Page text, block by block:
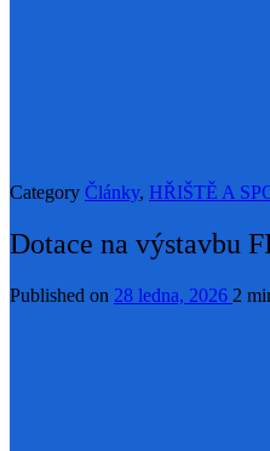
Category Články, HŘIŠTĚ A
Dotace na výstavbu
Published on 28 ledna, 2026 2